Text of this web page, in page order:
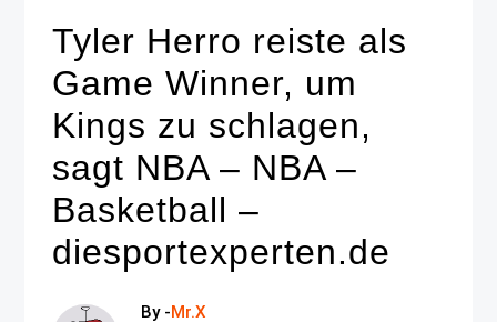
Tyler Herro reiste als
Game Winner, um
Kings zu schlagen,
sagt NBA – NBA –
Basketball –
diesportexperten.de
By -Mr.X